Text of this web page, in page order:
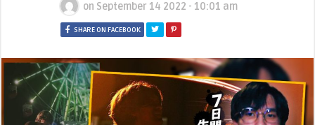
on September 14 2022 - 10:01 am
SHARE ON FACEBOOK